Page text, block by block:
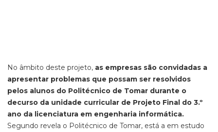
No âmbito deste projeto, as empresas são convidadas a
apresentar problemas que possam ser resolvidos
pelos alunos do Politécnico de Tomar durante o
decurso da unidade curricular de Projeto Final do 3.º
ano da licenciatura em engenharia informática.
Segundo revela o Politécnico de Tomar, está a em estudo